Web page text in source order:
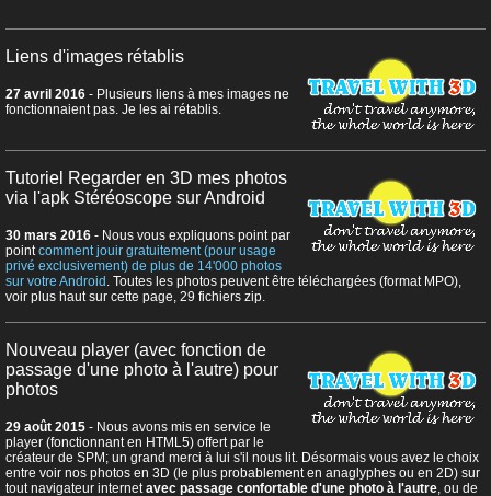
Liens d'images rétablis
27 avril 2016 - Plusieurs liens à mes images ne
fonctionnaient pas. Je les ai rétablis.
Tutoriel Regarder en 3D mes photos
via l'apk Stéréoscope sur Android
30 mars 2016 - Nous vous expliquons point par
pointcomment jouir gratuitement (pour usage
privé exclusivement) de plus de 14'000 photos
sur votre Android. Toutes les photos peuvent être téléchargées (format MPO),
voir plus haut sur cette page, 29 fichiers zip.
Nouveau player (avec fonction de
passage d'une photo à l'autre) pour
photos
29 août 2015 - Nous avons mis en service le
player (fonctionnant en HTML5) offert par le
créateur de SPM; un grand merci à lui s'il nous lit. Désormais vous avez le choix
entre voir nos photos en 3D (le plus probablement en anaglyphes ou en 2D) sur
tout navigateur internetavec passage confortable d'une photo à l'autre, ou de